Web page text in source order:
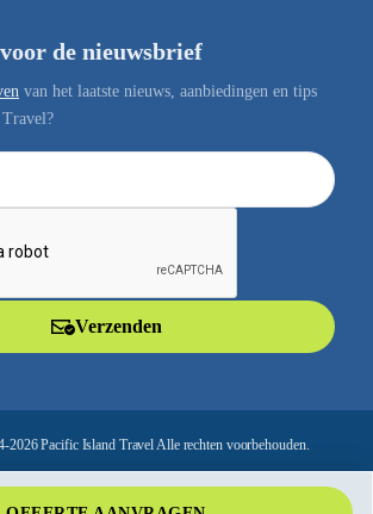
de nieuwsbrief
van het laatste nieuws, aanbiedingen en tips
Verzenden
Pacific Island Travel Alle rechten voorbehouden.